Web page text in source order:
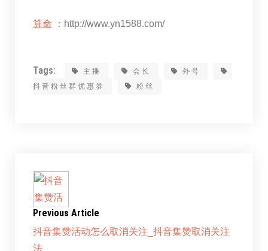
算命 ：http://www.yn1588.com/
Tags: 主播 会长
外号
抖音粉丝群优惠券
粉丝
Previous Article
抖音集赞活动怎么取消关注_抖音集赞取消关注
法